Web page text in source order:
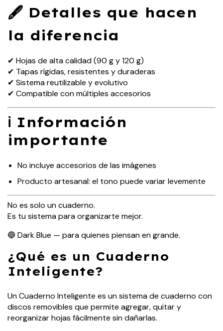
🖋 Detalles que hacen
la diferencia
✔ Hojas de alta calidad (90 g y 120 g)
✔ Tapas rígidas, resistentes y duraderas
✔ Sistema reutilizable y evolutivo
✔ Compatible con múltiples accesorios
ℹ️ Información
importante
No incluye accesorios de las imágenes
Producto artesanal: el tono puede variar levemente
No es solo un cuaderno.
Es tu sistema para organizarte mejor.
🔵 Dark Blue — para quienes piensan en grande.
¿Qué es un Cuaderno
Inteligente?
Un Cuaderno Inteligente es un sistema de cuaderno con
discos removibles que permite agregar, quitar y
reorganizar hojas fácilmente sin dañarlas.